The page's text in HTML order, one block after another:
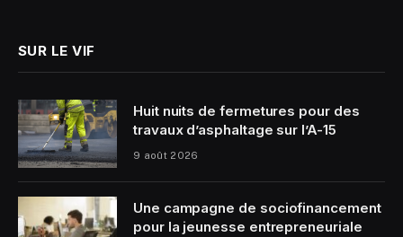
SUR LE VIF
Huit nuits de fermetures pour des
travaux d’asphaltage sur l’A-15
9 août 2026
Une campagne de sociofinancement
pour la jeunesse entrepreneuriale